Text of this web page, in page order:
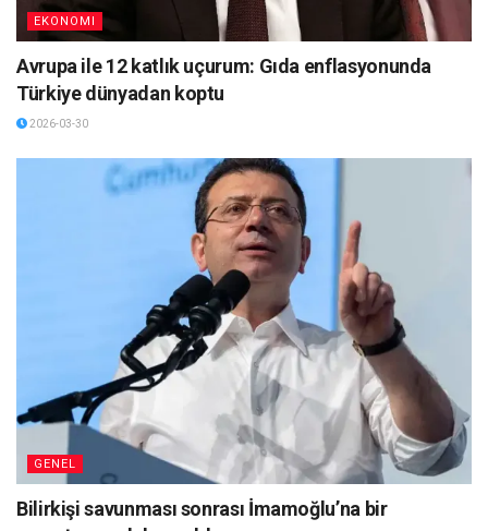
EKONOMI
Avrupa ile 12 katlık uçurum: Gıda enflasyonunda
Türkiye dünyadan koptu
2026-03-30
GENEL
Bilirkişi savunması sonrası İmamoğlu’na bir